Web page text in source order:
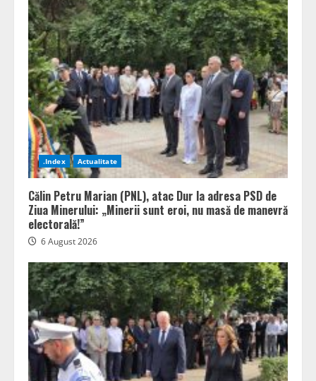
.Index Actualitate
Călin Petru Marian (PNL), atac Dur la adresa PSD de
Ziua Minerului: „Minerii sunt eroi, nu masă de manevră
electorală!”
6 August 2026